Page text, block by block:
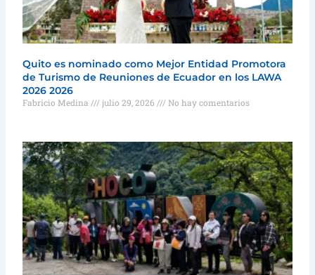
Quito es nominado como Mejor Entidad Promotora
de Turismo de Reuniones de Ecuador en los LAWA
2026 2026
Fabricio Medina julio 29, 2026 No hay comentarios